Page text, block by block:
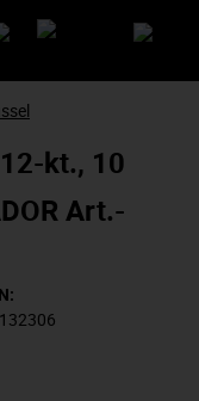
kt., 10
Art.-